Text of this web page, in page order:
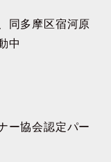
同多摩区宿河原
中
ー協会認定パー